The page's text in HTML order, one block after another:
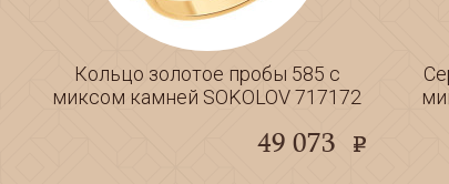
Кольцо золотое пробы 585 с
миксом камней SOKOLOV 717172
49 073 e